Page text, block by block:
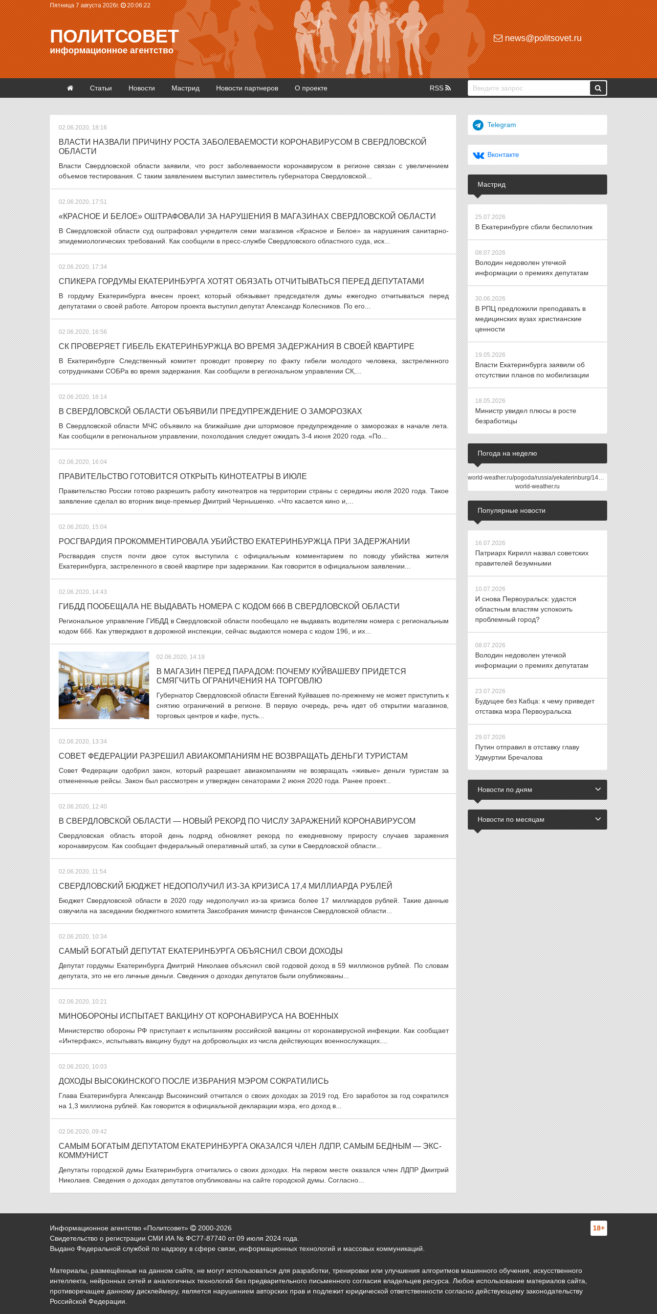
Пятница 7 августа 2026г. 20:06:23
ПОЛИТСОВЕТ
информационное агентство
news@politsovet.ru
Статьи Новости Мастрид Новости партнеров О проекте RSS
02.06.2020, 18:16
ВЛАСТИ НАЗВАЛИ ПРИЧИНУ РОСТА ЗАБОЛЕВАЕМОСТИ КОРОНАВИРУСОМ В СВЕРДЛОВСКОЙ
ОБЛАСТИ
Власти Свердловской области заявили, что рост заболеваемости коронавирусом в регионе связан с увеличением
объемов тестирования. С таким заявлением выступил заместитель губернатора Свердловской...
02.06.2020, 17:51
«КРАСНОЕ И БЕЛОЕ» ОШТРАФОВАЛИ ЗА НАРУШЕНИЯ В МАГАЗИНАХ СВЕРДЛОВСКОЙ ОБЛАСТИ
В Свердловской области суд оштрафовал учредителя семи магазинов «Красное и Белое» за нарушения санитарно-
эпидемиологических требований. Как сообщили в пресс-службе Свердловского областного суда, иск...
02.06.2020, 17:34
СПИКЕРА ГОРДУМЫ ЕКАТЕРИНБУРГА ХОТЯТ ОБЯЗАТЬ ОТЧИТЫВАТЬСЯ ПЕРЕД ДЕПУТАТАМИ
В гордуму Екатеринбурга внесен проект, который обязывает председателя думы ежегодно отчитываться перед
депутатами о своей работе. Автором проекта выступил депутат Александр Колесников. По его...
02.06.2020, 16:56
СК ПРОВЕРЯЕТ ГИБЕЛЬ ЕКАТЕРИНБУРЖЦА ВО ВРЕМЯ ЗАДЕРЖАНИЯ В СВОЕЙ КВАРТИРЕ
В Екатеринбурге Следственный комитет проводит проверку по факту гибели молодого человека, застреленного
сотрудниками СОБРа во время задержания. Как сообщили в региональном управлении СК,...
02.06.2020, 16:14
В СВЕРДЛОВСКОЙ ОБЛАСТИ ОБЪЯВИЛИ ПРЕДУПРЕЖДЕНИЕ О ЗАМОРОЗКАХ
В Свердловской области МЧС объявило на ближайшие дни штормовое предупреждение о заморозках в начале лета.
Как сообщили в региональном управлении, похолодания следует ожидать 3-4 июня 2020 года. «По...
02.06.2020, 16:04
ПРАВИТЕЛЬСТВО ГОТОВИТСЯ ОТКРЫТЬ КИНОТЕАТРЫ В ИЮЛЕ
Правительство России готово разрешить работу кинотеатров на территории страны с середины июля 2020 года. Такое
заявление сделал во вторник вице-премьер Дмитрий Чернышенко. «Что касается кино и,...
02.06.2020, 15:04
РОСГВАРДИЯ ПРОКОММЕНТИРОВАЛА УБИЙСТВО ЕКАТЕРИНБУРЖЦА ПРИ ЗАДЕРЖАНИИ
Росгвардия спустя почти двое суток выступила с официальным комментарием по поводу убийства жителя
Екатеринбурга, застреленного в своей квартире при задержании. Как говорится в официальном заявлении...
02.06.2020, 14:43
ГИБДД ПООБЕЩАЛА НЕ ВЫДАВАТЬ НОМЕРА С КОДОМ 666 В СВЕРДЛОВСКОЙ ОБЛАСТИ
Региональное управление ГИБДД в Свердловской области пообещало не выдавать водителям номера с региональным
кодом 666. Как утверждают в дорожной инспекции, сейчас выдаются номера с кодом 196, и их...
02.06.2020, 14:19
В МАГАЗИН ПЕРЕД ПАРАДОМ: ПОЧЕМУ КУЙВАШЕВУ ПРИДЕТСЯ
СМЯГЧИТЬ ОГРАНИЧЕНИЯ НА ТОРГОВЛЮ
Губернатор Свердловской области Евгений Куйвашев по-прежнему не может приступить к
снятию ограничений в регионе. В первую очередь, речь идет об открытии магазинов,
торговых центров и кафе, пусть...
02.06.2020, 13:34
СОВЕТ ФЕДЕРАЦИИ РАЗРЕШИЛ АВИАКОМПАНИЯМ НЕ ВОЗВРАЩАТЬ ДЕНЬГИ ТУРИСТАМ
Совет Федерации одобрил закон, который разрешает авиакомпаниям не возвращать «живые» деньги туристам за
отмененные рейсы. Закон был рассмотрен и утвержден сенаторами 2 июня 2020 года. Ранее проект...
02.06.2020, 12:40
В СВЕРДЛОВСКОЙ ОБЛАСТИ — НОВЫЙ РЕКОРД ПО ЧИСЛУ ЗАРАЖЕНИЙ КОРОНАВИРУСОМ
Свердловская область второй день подряд обновляет рекорд по ежедневному приросту случаев заражения
коронавирусом. Как сообщает федеральный оперативный штаб, за сутки в Свердловской области...
02.06.2020, 11:54
СВЕРДЛОВСКИЙ БЮДЖЕТ НЕДОПОЛУЧИЛ ИЗ-ЗА КРИЗИСА 17,4 МИЛЛИАРДА РУБЛЕЙ
Бюджет Свердловской области в 2020 году недополучил из-за кризиса более 17 миллиардов рублей. Такие данные
озвучила на заседании бюджетного комитета Заксобрания министр финансов Свердловской области...
02.06.2020, 10:34
САМЫЙ БОГАТЫЙ ДЕПУТАТ ЕКАТЕРИНБУРГА ОБЪЯСНИЛ СВОИ ДОХОДЫ
Депутат гордумы Екатеринбурга Дмитрий Николаев объяснил свой годовой доход в 59 миллионов рублей. По словам
депутата, это не его личные деньги. Сведения о доходах депутатов были опубликованы...
02.06.2020, 10:21
МИНОБОРОНЫ ИСПЫТАЕТ ВАКЦИНУ ОТ КОРОНАВИРУСА НА ВОЕННЫХ
Министерство обороны РФ приступает к испытаниям российской вакцины от коронавирусной инфекции. Как сообщает
«Интерфакс», испытывать вакцину будут на добровольцах из числа действующих военнослужащих....
02.06.2020, 10:03
ДОХОДЫ ВЫСОКИНСКОГО ПОСЛЕ ИЗБРАНИЯ МЭРОМ СОКРАТИЛИСЬ
Глава Екатеринбурга Александр Высокинский отчитался о своих доходах за 2019 год. Его заработок за год сократился
на 1,3 миллиона рублей. Как говорится в официальной декларации мэра, его доход в...
02.06.2020, 09:42
САМЫМ БОГАТЫМ ДЕПУТАТОМ ЕКАТЕРИНБУРГА ОКАЗАЛСЯ ЧЛЕН ЛДПР, САМЫМ БЕДНЫМ — ЭКС-
КОММУНИСТ
Депутаты городской думы Екатеринбурга отчитались о своих доходах. На первом месте оказался член ЛДПР Дмитрий
Николаев. Сведения о доходах депутатов опубликованы на сайте городской думы. Согласно...
Telegram
Вконтакте
Мастрид
25.07.2026
В Екатеринбурге сбили беспилотник
08.07.2026
Володин недоволен утечкой
информации о премиях депутатам
30.06.2026
В РПЦ предложили преподавать в
медицинских вузах христианские
ценности
19.05.2026
Власти Екатеринбурга заявили об
отсутствии планов по мобилизации
18.05.2026
Министр увидел плюсы в росте
безработицы
Погода на неделю
world-weather.ru/pogoda/russia/yekaterinburg/14days/
world-weather.ru
Популярные новости
16.07.2026
Патриарх Кирилл назвал советских
правителей безумными
10.07.2026
И снова Первоуральск: удастся
областным властям успокоить
проблемный город?
08.07.2026
Володин недоволен утечкой
информации о премиях депутатам
23.07.2026
Будущее без Кабца: к чему приведет
отставка мэра Первоуральска
29.07.2026
Путин отправил в отставку главу
Удмуртии Бречалова
Новости по дням
Новости по месяцам
Информационное агентство «Политсовет» 2000-2026
Свидетельство о регистрации СМИ ИА № ФС77-87740 от 09 июля 2024 года.
Выдано Федеральной службой по надзору в сфере связи, информационных технологий и массовых коммуникаций.
18+
Материалы, размещённые на данном сайте, не могут использоваться для разработки, тренировки или улучшения алгоритмов машинного обучения, искусственного
интеллекта, нейронных сетей и аналогичных технологий без предварительного письменного согласия владельцев ресурса. Любое использование материалов сайта,
противоречащее данному дисклеймеру, является нарушением авторских прав и подлежит юридической ответственности согласно действующему законодательству
Российской Федерации.